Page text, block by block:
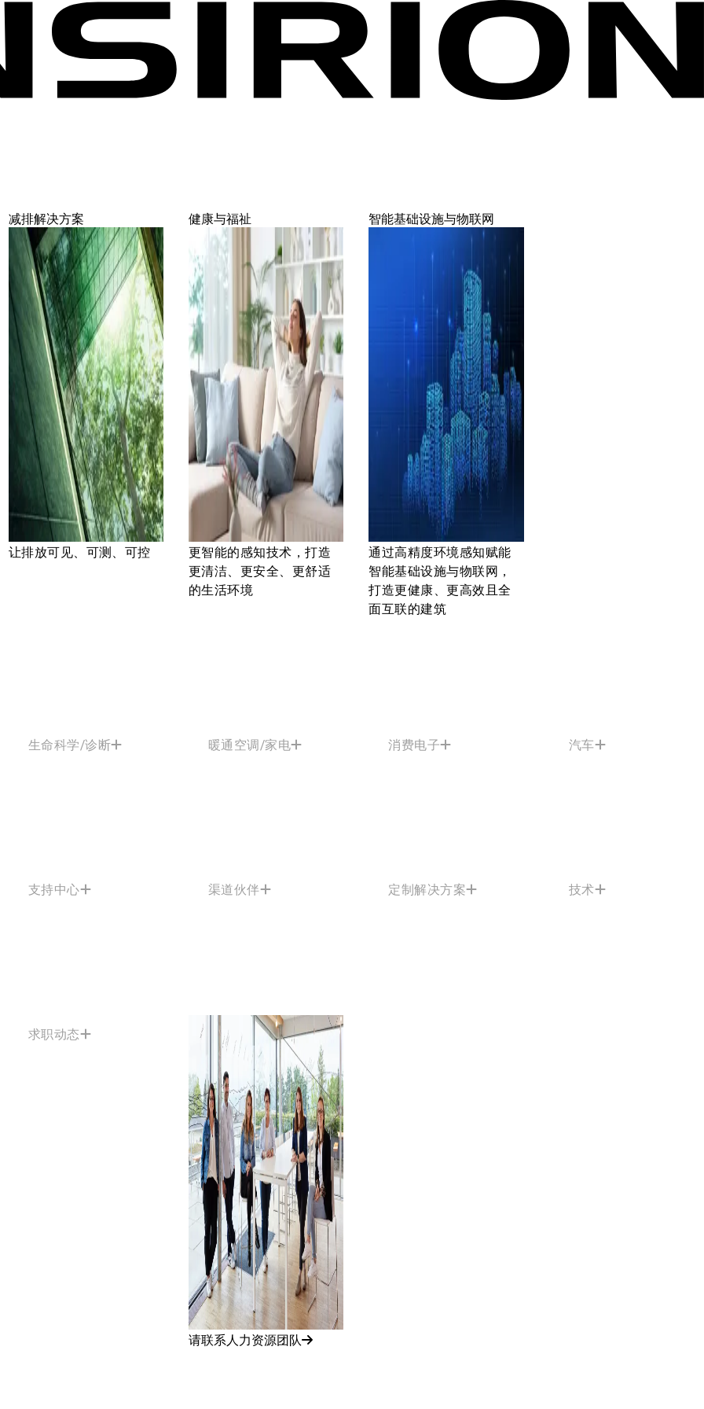
减排解决方案
让排放可见、可测、可控
健康与福祉
更智能的感知技术，打造
更清洁、更安全、更舒适
的生活环境
智能基础设施与物联网
通过高精度环境感知赋能
智能基础设施与物联网，
打造更健康、更高效且全
面互联的建筑
生命科学/诊断 暖通空调/家电 消费电子 汽车
支持中心 渠道伙伴 定制解决方案 技术
求职动态
请联系人力资源团队